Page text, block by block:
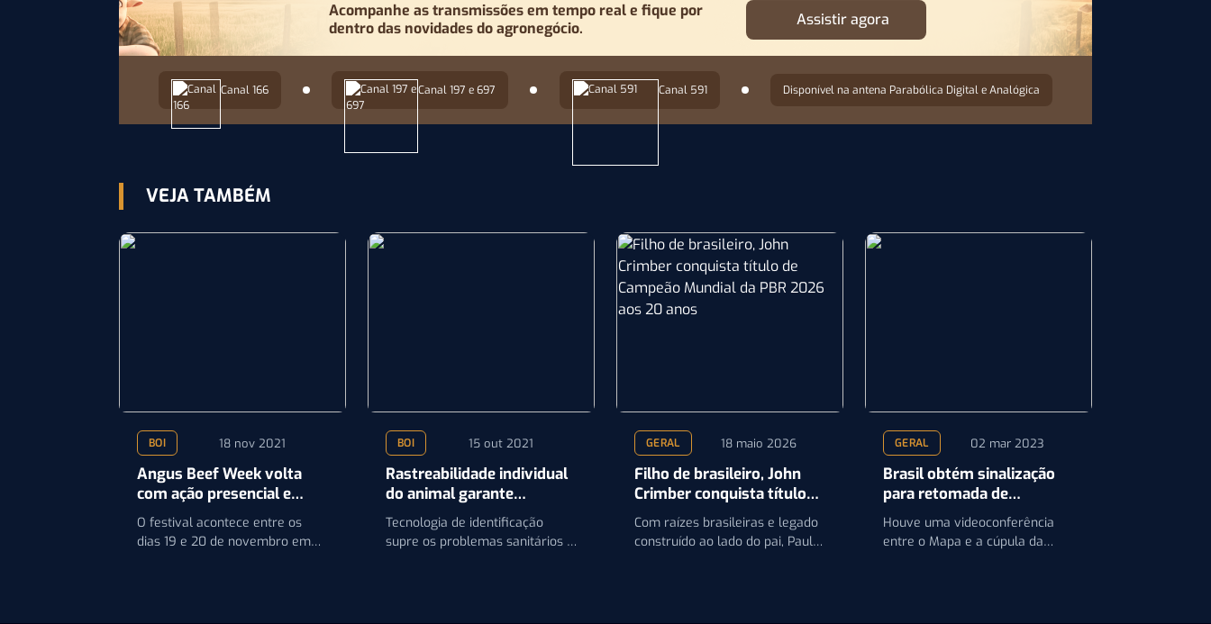
Acompanhe as transmissões em tempo real e fique por
dentro das novidades do agronegócio.
Assistir agora
Canal 166 Canal 197 e 697 Canal 591 Disponível na antena Parabólica Digital e Analógica
VEJA TAMBÉM
BOI 18 nov 2021
Angus Beef Week volta
com ação presencial e
delivery em São Paulo,
Curitiba, Porto Alegre e
O festival acontece entre os
dias 19 e 20 de novembro em
BOI 15 out 2021
Rastreabilidade individual
do animal garante
qualidade e segurança na
produção
Tecnologia de identificação
supre os problemas sanitários e
GERAL 18 maio 2026
Filho de brasileiro, John
Crimber conquista título
de Campeão Mundial da
PBR 2026 aos 20 anos
Com raízes brasileiras e legado
construído ao lado do pai, Paulo
GERAL 02 mar 2023
Brasil obtém sinalização
para retomada de
exportações com a China
Houve uma videoconferência
entre o Mapa e a cúpula da